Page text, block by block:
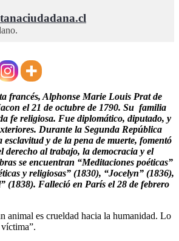
francés, Alphonse Marie Louis Prat de
el 21 de octubre de 1790. Su familia
fe religiosa. Fue diplomático, diputado, y
Durante la Segunda República
y de la pena de muerte, fomentó
derecho al trabajo, la democracia y el
se encuentran “Meditaciones poéticas”
y religiosas” (1830), “Jocelyn” (1836),
(1838). Falleció en París el 28 de febrero
animal es crueldad hacia la humanidad. Lo